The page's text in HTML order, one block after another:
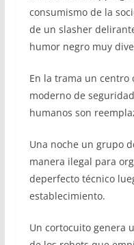
consumismo de la
de un slasher
humor negro muy
En la trama un centro
moderno de
humanos son
Una noche un grupo
manera ilegal para
deperfecto técnico
establecimiento.
Un cortocuito genera